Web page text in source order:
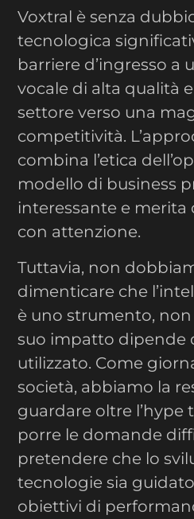
Voxtral è senza
tecnologica
barriere d’ingresso a
vocale di alta qualità
settore verso una
competitività.
combina l’etica
modello di business
interessante e merita
con attenzione.
Tuttavia, non
dimenticare che
è uno strumento, non
suo impatto dipende
utilizzato. Come
società, abbiamo la
guardare oltre l’hype
porre le domande
pretendere che lo
tecnologie sia
obiettivi di